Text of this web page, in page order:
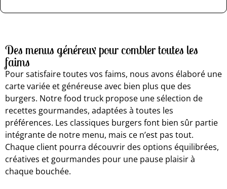
Des menus généreux pour combler toutes les
faims
Pour satisfaire toutes vos faims, nous avons élaboré une
carte variée et généreuse avec bien plus que des
burgers. Notre food truck propose une sélection de
recettes gourmandes, adaptées à toutes les
préférences. Les classiques burgers font bien sûr partie
intégrante de notre menu, mais ce n’est pas tout.
Chaque client pourra découvrir des options équilibrées,
créatives et gourmandes pour une pause plaisir à
chaque bouchée.